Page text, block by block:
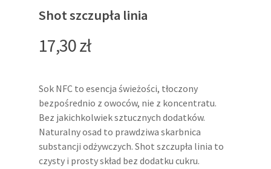
Shot szczupła linia
17,30zł
Sok NFC to esencja świeżości, tłoczony
bezpośrednio z owoców, nie z koncentratu.
Bez jakichkolwiek sztucznych dodatków.
Naturalny osad to prawdziwa skarbnica
substancji odżywczych. Shot szczupła linia to
czysty i prosty skład bez dodatku cukru.